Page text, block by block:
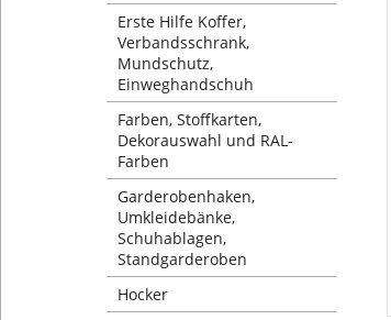
Erste Hilfe Koffer,
Verbandsschrank,
Mundschutz,
Einweghandschuh
Farben, Stoffkarten,
Dekorauswahl und RAL-
Farben
Garderobenhaken,
Umkleidebänke,
Schuhablagen,
Standgarderoben
Hocker